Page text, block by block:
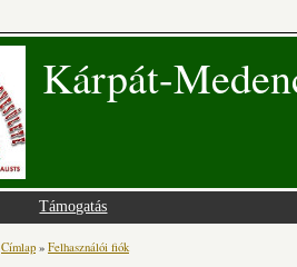
Kárpát-
Támogatás
Jelenlegi hely
Címlap » Felhasználói fiók